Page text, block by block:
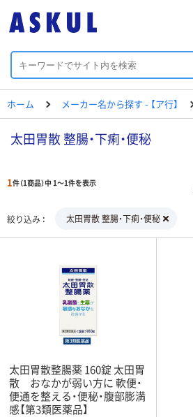
ホーム メーカー名から探す - 【ア行】
太田胃散 整腸・下痢・便秘
1件（1商品）中 1～1件を表示
絞り込み 太田胃散 整腸・下痢・便秘
太田胃散整腸薬 160錠 太田胃
散 おなかが弱い方に 軟便・
便通を整える・便秘・腹部膨満
感【第3類医薬品】